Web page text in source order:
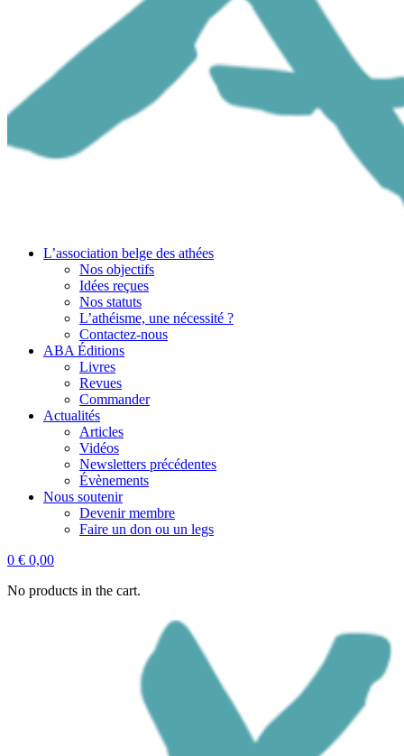
L’association belge des athées
Nos objectifs
Idées reçues
Nos statuts
L’athéisme, une nécessité ?
Contactez-nous
ABA Éditions
Livres
Revues
Commander
Actualités
Articles
Vidéos
Newsletters précédentes
Évènements
Nous soutenir
Devenir membre
Faire un don ou un legs
0 € 0,00
No products in the cart.